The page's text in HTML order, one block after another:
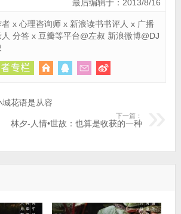
最后编辑于：2013/8/16
者 x 心理咨询师 x 新浪读书书评人 x 广播
分答 x 豆瓣等平台@左叔 新浪微博@DJ
花语是从容
下一篇：
林夕-人情•世故：也算是收获的一种